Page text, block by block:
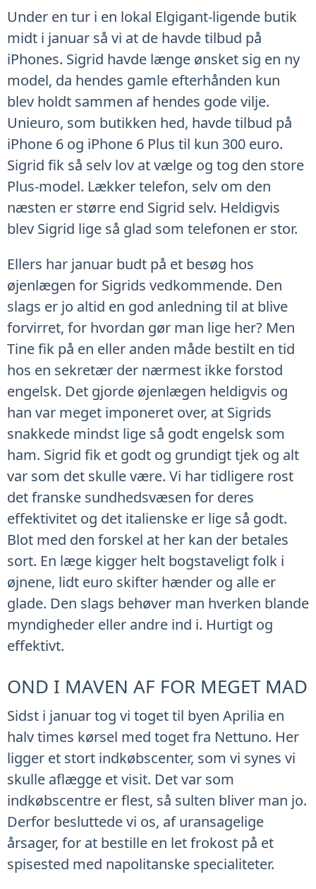
Under en tur i en lokal Elgigant-ligende butik
midt i januar så vi at de havde tilbud på
iPhones. Sigrid havde længe ønsket sig en ny
model, da hendes gamle efterhånden kun
blev holdt sammen af hendes gode vilje.
Unieuro, som butikken hed, havde tilbud på
iPhone 6 og iPhone 6 Plus til kun 300 euro.
Sigrid fik så selv lov at vælge og tog den store
Plus-model. Lækker telefon, selv om den
næsten er større end Sigrid selv. Heldigvis
blev Sigrid lige så glad som telefonen er stor.
Ellers har januar budt på et besøg hos
øjenlægen for Sigrids vedkommende. Den
slags er jo altid en god anledning til at blive
forvirret, for hvordan gør man lige her? Men
Tine fik på en eller anden måde bestilt en tid
hos en sekretær der nærmest ikke forstod
engelsk. Det gjorde øjenlægen heldigvis og
han var meget imponeret over, at Sigrids
snakkede mindst lige så godt engelsk som
ham. Sigrid fik et godt og grundigt tjek og alt
var som det skulle være. Vi har tidligere rost
det franske sundhedsvæsen for deres
effektivitet og det italienske er lige så godt.
Blot med den forskel at her kan der betales
sort. En læge kigger helt bogstaveligt folk i
øjnene, lidt euro skifter hænder og alle er
glade. Den slags behøver man hverken blande
myndigheder eller andre ind i. Hurtigt og
effektivt.
OND I MAVEN AF FOR MEGET MAD
Sidst i januar tog vi toget til byen Aprilia en
halv times kørsel med toget fra Nettuno. Her
ligger et stort indkøbscenter, som vi synes vi
skulle aflægge et visit. Det var som
indkøbscentre er flest, så sulten bliver man jo.
Derfor besluttede vi os, af uransagelige
årsager, for at bestille en let frokost på et
spisested med napolitanske specialiteter.